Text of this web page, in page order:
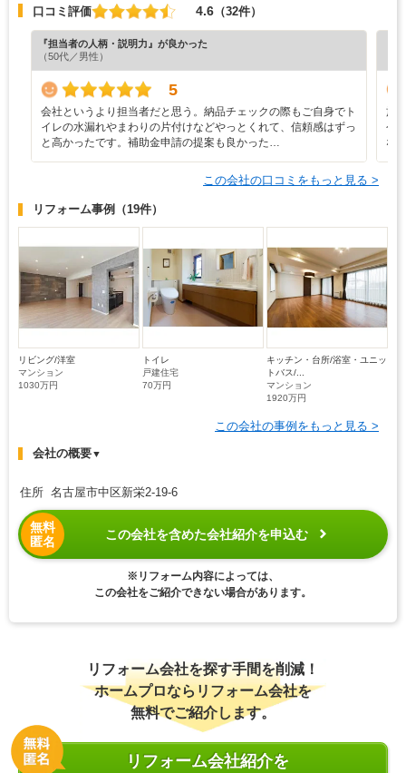
口コミ評価 4.6 （32件）
『担当者の人柄・説明力』が良かった
（50代／男性）
5
会社というより担当者だと思う。納品チェックの際もご自身でト
イレの水漏れやまわりの片付けなどやっとくれて、信頼感はずっ
と高かったです。補助金申請の提案も良かった…
施
今
な
この会社の口コミをもっと見る >
リフォーム事例 （19件）
リビング/洋室
マンション
1030万円
トイレ
戸建住宅
70万円
キッチン・台所/浴室・ユニッ
トバス/...
マンション
1920万円
この会社の事例をもっと見る >
会社の概要▼
住所 名古屋市中区新栄2-19-6
無料
匿名
この会社を含めた会社紹介を申込む
※リフォーム内容によっては、
この会社をご紹介できない場合があります。
リフォーム会社を探す手間を削減！
ホームプロならリフォーム会社を
無料でご紹介します。
リフォーム会社紹介を